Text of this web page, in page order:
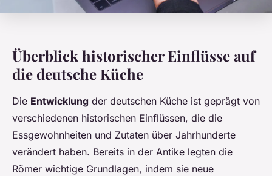
Überblick historischer Einflüsse auf
die deutsche Küche
Die Entwicklung der deutschen Küche ist geprägt von
verschiedenen historischen Einflüssen, die die
Essgewohnheiten und Zutaten über Jahrhunderte
verändert haben. Bereits in der Antike legten die
Römer wichtige Grundlagen, indem sie neue